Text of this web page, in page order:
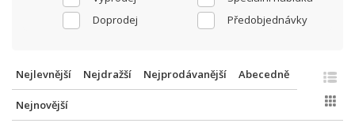
Doprodej
Předobjednávky
Nejlevnější Nejdražší Nejprodávanější Abecedně
Nejnovější